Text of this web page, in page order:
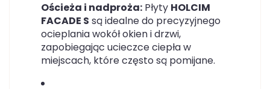
Ościeża i nadproża: Płyty HOLCIM
FACADE S są idealne do precyzyjnego
ocieplania wokół okien i drzwi,
zapobiegając ucieczce ciepła w
miejscach, które często są pomijane.